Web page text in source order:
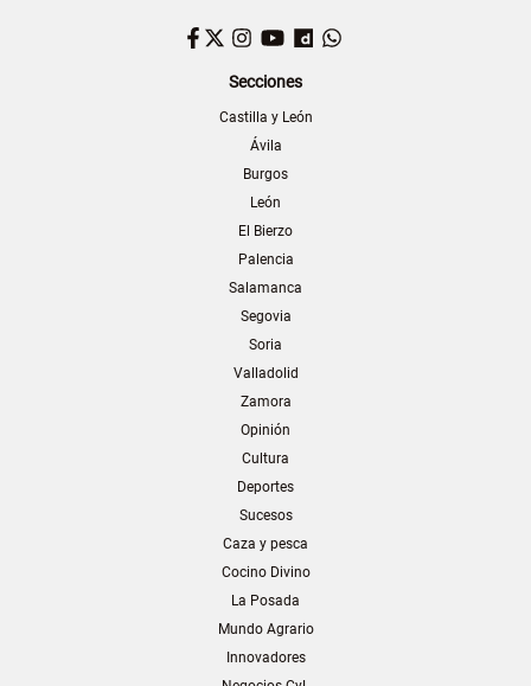
Facebook
TwitterInstagram
YouTubeDailymotion
Secciones
Castilla y León
Ávila
Burgos
León
El Bierzo
Palencia
Salamanca
Segovia
Soria
Valladolid
Zamora
Opinión
Cultura
Deportes
Sucesos
Caza y pesca
Cocino Divino
La Posada
Mundo Agrario
Innovadores